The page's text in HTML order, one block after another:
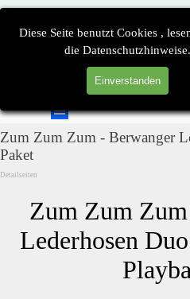
Diese Seite benutzt Cookies ,
die Datenschutzhinweise.
Einverstanden
Direkt zum Seiteninhalt
Zum Zum Zum - Berwanger
Paket
Detailseiten
Zum Zum
Lederhosen